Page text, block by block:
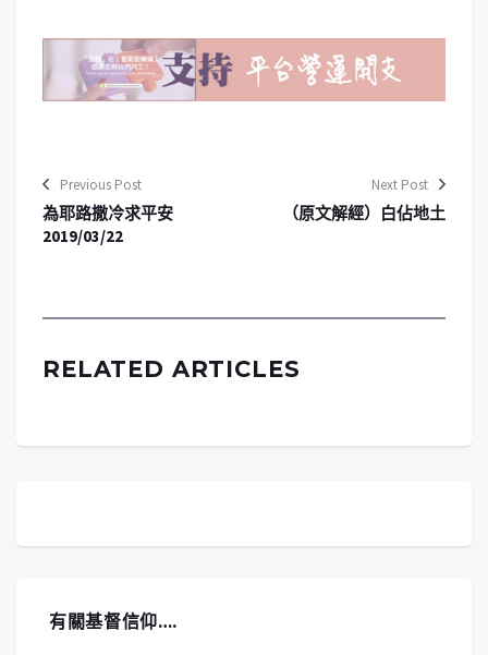
Previous Post
為耶路撒冷求平安
2019/03/22
Next Post
（原文解經）白佔地土
RELATED ARTICLES
有關基督信仰….